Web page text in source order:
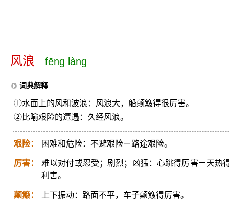
风浪 fēng làng
词典解释
①水面上的风和波浪：风浪大，船颠簸得很厉害。
②比喻艰险的遭遇：久经风浪。
艰险： 困难和危险：不避艰险ㄧ路途艰险。
厉害：
难以对付或忍受；剧烈；凶猛：心跳得厉害ㄧ天热
利害。
颠簸： 上下振动：路面不平，车子颠簸得厉害。